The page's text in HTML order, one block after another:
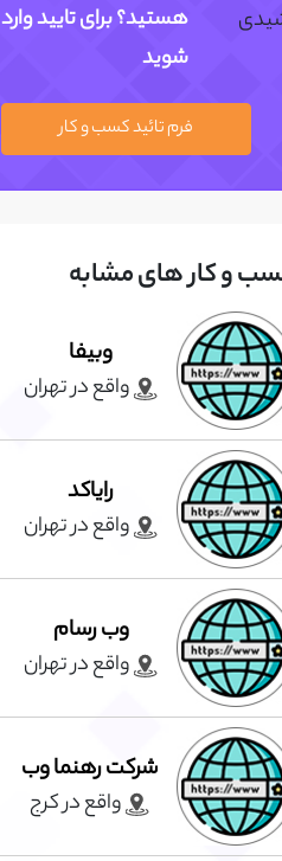
هستید؟ برای تایید وارد
شوید
فرم تائید کسب و کار
و کار های مشابه
وبیفا
واقع در تهران
رایاکد
واقع در تهران
وب رسام
واقع در تهران
شرکت رهنما وب
واقع در کرج